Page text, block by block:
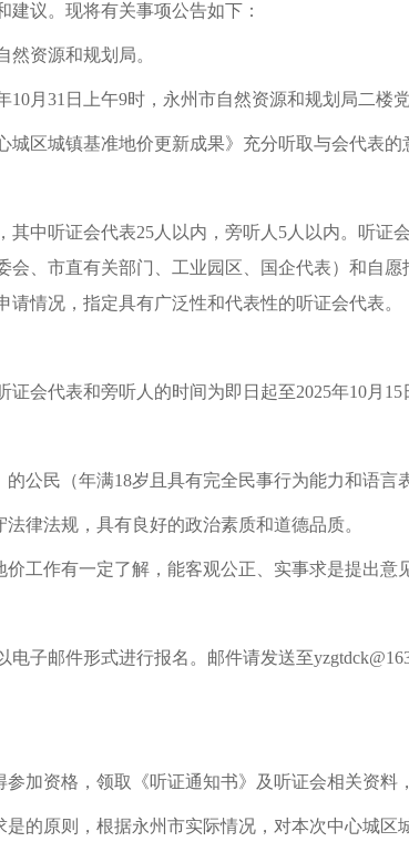
建议。现将有关事项公告如下：
然资源和规划局。
10月31日上午9时，永州市自然资源和规划局二楼
城区城镇基准地价更新成果》充分听取与会代表的
其中听证会代表25人以内，旁听人5人以内。听
会、市直有关部门、工业园区、国企代表）和自
情况，指定具有广泛性和代表性的听证会代表。
证会代表和旁听人的时间为即日起至2025年10月15
公民（年满18岁且具有完全民事行为能力和语言
律法规，具有良好的政治素质和道德品质。
工作有一定了解，能客观公正、实事求是提出意
电子邮件形式进行报名。邮件请发送至
加资格，领取《听证通知书》及听证会相关资料
的原则，根据永州市实际情况，对本次中心城区